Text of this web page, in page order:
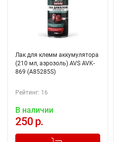
Лак для клемм аккумулятора
(210 мл, аэрозоль) AVS AVK-
869 (A85285S)
Рейтинг: 16
В наличии
250 р.
Добавлено в корзину